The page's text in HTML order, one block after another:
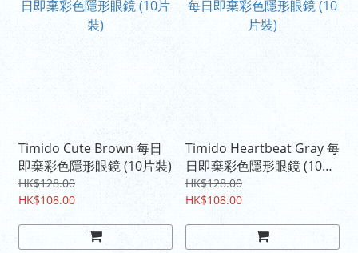
Timido Cute Brown 每日
即棄彩色隱形眼鏡 (10片裝)
HK$128.00
HK$108.00
Timido Heartbeat Gray 每
日即棄彩色隱形眼鏡 (10片
裝)
HK$128.00
HK$108.00